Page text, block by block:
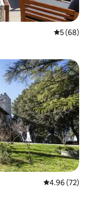
平均评分
5 (68)
平均评分
4.96 (72)